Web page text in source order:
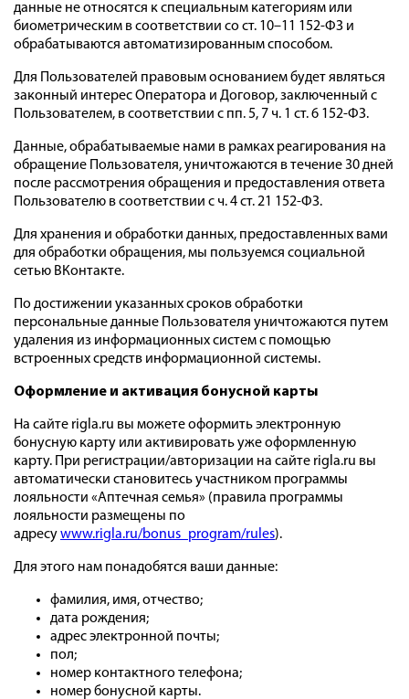
данные не относятся к специальным категориям или
биометрическим в соответствии со ст. 10–11 152-ФЗ и
обрабатываются автоматизированным способом.
Для Пользователей правовым основанием будет являться
законный интерес Оператора и Договор, заключенный с
Пользователем, в соответствии с пп. 5, 7 ч. 1 ст. 6 152-ФЗ.
Данные, обрабатываемые нами в рамках реагирования на
обращение Пользователя, уничтожаются в течение 30 дней
после рассмотрения обращения и предоставления ответа
Пользователю в соответствии с ч. 4 ст. 21 152-ФЗ.
Для хранения и обработки данных, предоставленных вами
для обработки обращения, мы пользуемся социальной
сетью ВКонтакте.
По достижении указанных сроков обработки
персональные данные Пользователя уничтожаются путем
удаления из информационных систем с помощью
встроенных средств информационной системы.
Оформление и активация бонусной карты
На сайте rigla.ru вы можете оформить электронную
бонусную карту или активировать уже оформленную
карту. При регистрации/авторизации на сайте rigla.ru вы
автоматически становитесь участником программы
лояльности «Аптечная семья» (правила программы
лояльности размещены по
адресуwww.rigla.ru/bonus_program/rules).
Для этого нам понадобятся ваши данные:
фамилия, имя, отчество;
дата рождения;
адрес электронной почты;
пол;
номер контактного телефона;
номер бонусной карты.